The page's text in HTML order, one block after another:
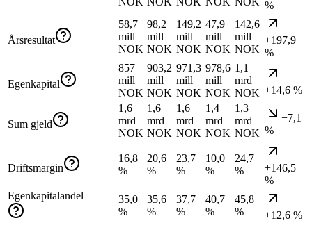
%
Årsresultat
58,7
mill
NOK
98,2
mill
NOK
149,2
mill
NOK
47,9
mill
NOK
142,6
mill
NOK
+197,9
%
Egenkapital
857
mill
NOK
903,2
mill
NOK
971,3
mill
NOK
978,6
mill
NOK
1,1
mrd
NOK +14,6 %
Sum gjeld
1,6
mrd
NOK
1,6
mrd
NOK
1,6
mrd
NOK
1,4
mrd
NOK
1,3
mrd
NOK
−7,1
%
Driftsmargin
16,8
%
20,6
%
23,7
%
10,0
%
24,7
%
+146,5
%
Egenkapitalandel
35,0
%
35,6
%
37,7
%
40,7
%
45,8
%
+12,6 %